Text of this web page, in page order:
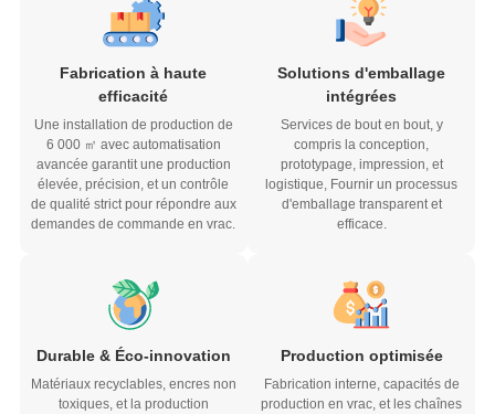
Fabrication à haute
efficacité
Une installation de production de
6 000 ㎡ avec automatisation
avancée garantit une production
élevée, précision, et un contrôle
de qualité strict pour répondre aux
demandes de commande en vrac.
Solutions d'emballage
intégrées
Services de bout en bout, y
compris la conception,
prototypage, impression, et
logistique, Fournir un processus
d'emballage transparent et
efficace.
Durable & Éco-innovation
Matériaux recyclables, encres non
toxiques, et la production
Production optimisée
Fabrication interne, capacités de
production en vrac, et les chaînes